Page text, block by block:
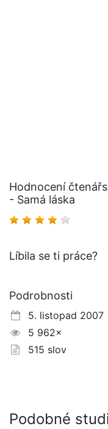
Hodnocení
- Samá láska
Líbila se ti práce?
Podrobnosti
5. listopad 2007
5 962×
515 slov
Podobné